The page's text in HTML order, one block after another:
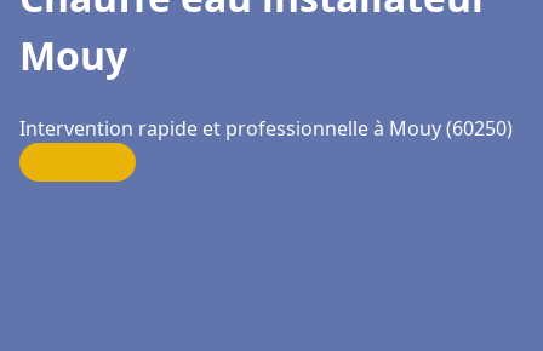
Mouy
Intervention rapide et professionnelle à Mouy (60250)